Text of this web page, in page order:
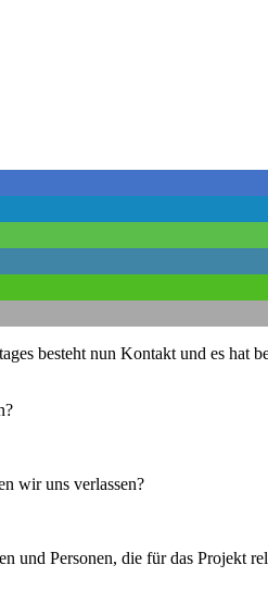
besteht nun Kontakt und es hat
wir uns verlassen?
und Personen, die für das Projekt